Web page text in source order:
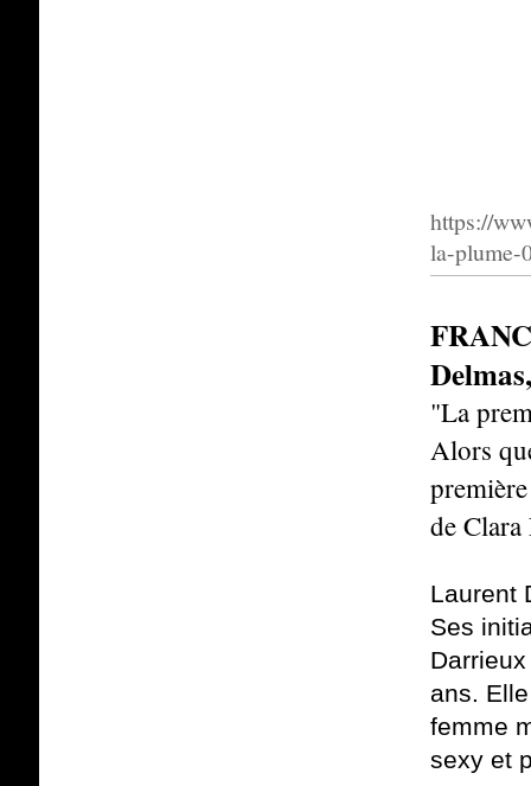
https://
la-plume-
"La
Alors
de
Laurent
Ses
ans.
femme
sexy et